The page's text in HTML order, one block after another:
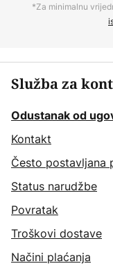
*Za minimalnu
Služba za
Odustanak od
Kontakt
Često postavljana
Status narudžbe
Povratak
Troškovi dostave
Načini plaćanja